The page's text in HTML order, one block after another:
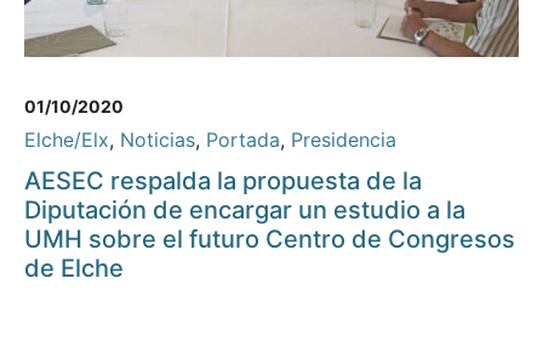
01/10/2020
Elche/Elx, Noticias, Portada, Presidencia
AESEC respalda la propuesta de la
Diputación de encargar un estudio a la
UMH sobre el futuro Centro de Congresos
de Elche